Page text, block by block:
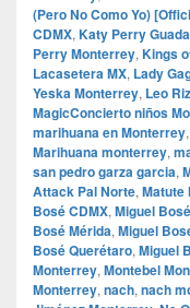
(Pero No Como Yo)
CDMX, Katy Perry
Perry Monterrey, Kings
Lacasetera MX, Lady
Yeska Monterrey, Leo
MagicConcierto niños
marihuana en Monterrey,
Marihuana monterrey,
san pedro garza garcia,
Attack Pal Norte, Matute
Bosé CDMX, Miguel
Bosé Mérida, Miguel
Bosé Querétaro, Miguel
Monterrey, Montebel
Monterrey, nach, nach